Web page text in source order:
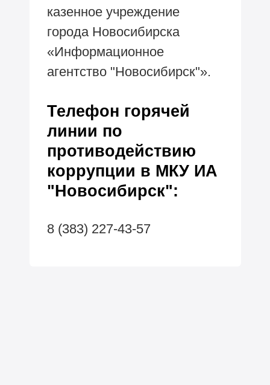
казенное учреждение
города Новосибирска
«Информационное
агентство "Новосибирск"».
Телефон горячей
линии по
противодействию
коррупции в МКУ ИА
"Новосибирск":
8 (383) 227-43-57